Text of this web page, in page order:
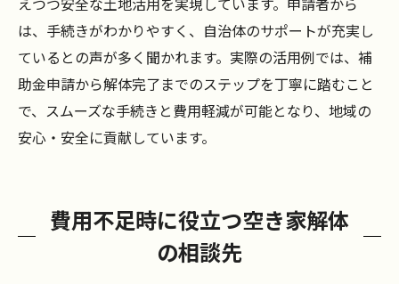
は、手続きがわかりやすく、自治体のサポートが充実し
ているとの声が多く聞かれます。実際の活用例では、補
助金申請から解体完了までのステップを丁寧に踏むこと
で、スムーズな手続きと費用軽減が可能となり、地域の
安心・安全に貢献しています。
費用不足時に役立つ空き家解体
の相談先